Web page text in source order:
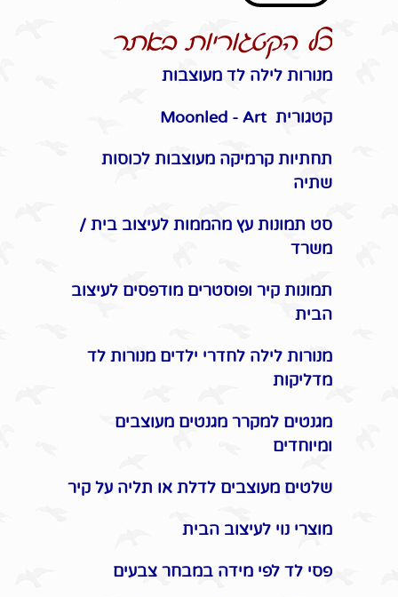
כל הקטגוריות באתר
מנורות לילה לד מעוצבות
קטגורית Moonled - Art
תחתיות קרמיקה מעוצבות לכוסות
שתיה
סט תמונות עץ מהממות לעיצוב בית /
משרד
תמונות קיר ופוסטרים מודפסים לעיצוב
הבית
מנורות לילה לחדרי ילדים מנורות לד
מדליקות
מגנטים למקרר מגנטים מעוצבים
ומיוחדים
שלטים מעוצבים לדלת או תליה על קיר
מוצרי נוי לעיצוב הבית
פסי לד לפי מידה במבחר צבעים